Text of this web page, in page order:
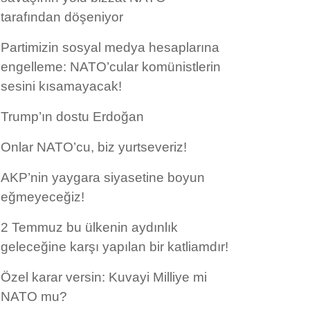
tarafından döşeniyor
Partimizin sosyal medya hesaplarına
engelleme: NATO’cular komünistlerin
sesini kısamayacak!
Trump’ın dostu Erdoğan
Onlar NATO’cu, biz yurtseveriz!
AKP’nin yaygara siyasetine boyun
eğmeyeceğiz!
2 Temmuz bu ülkenin aydınlık
geleceğine karşı yapılan bir katliamdır!
Özel karar versin: Kuvayi Milliye mi
NATO mu?